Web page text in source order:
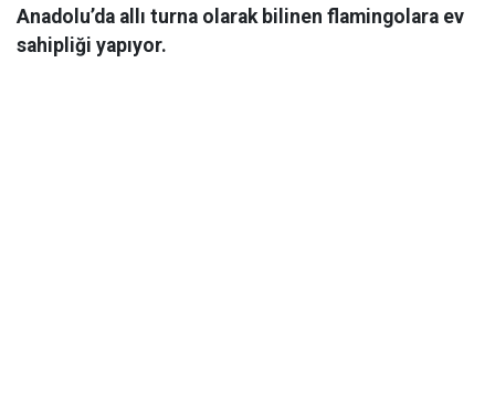
Anadolu’da allı turna olarak bilinen flamingolara ev
sahipliği yapıyor.